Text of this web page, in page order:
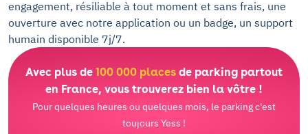
engagement, résiliable à tout moment et sans frais, une
ouverture avec notre application ou un badge, un support
humain disponible 7j/7.
Avec plus de 100 000 places de parking partout
en France, vous trouverez bien la vôtre !
Pour quelques heures ou quelques mois, le parking c'est
toujours Yess !